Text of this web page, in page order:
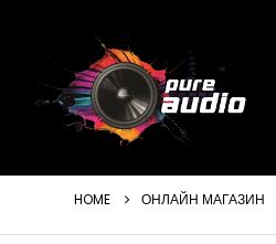
HOME ОНЛАЙН МАГАЗИН